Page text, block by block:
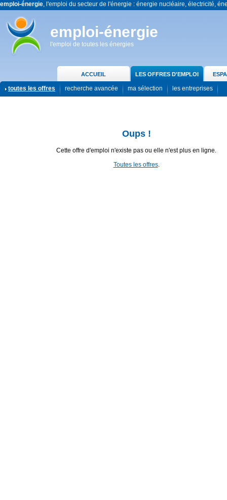
emploi-énergie, l'emploi du secteur de l'énergie : énergie nucléaire, électricité,
emploi-énergie
l'emploi de toutes les énergies
ACCUEIL LES OFFRES D'EMPLOI
toutes les offres recherche avancée ma sélection les entreprises
Oups !
Cette offre d'emploi n'existe pas ou elle n'est plus en ligne.
Toutes les offres.